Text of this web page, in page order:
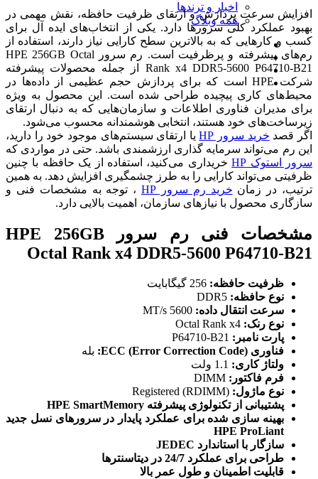
اخبار و ترندها
همه وبلاگ
افزایش سرعت پردازش و ارتقای ظرفیت حافظه، نقش مهمی در
بهبود عملکرد کلی سرورها دارد. یکی از انتخاب‌های ایده آل برای
کسب و کارهایی که به بالاترین سطح کارایی نیاز دارند، استفاده از
رم‌های پیشرفته و پرظرفیت است. رم سرور HPE 256GB Octal
Rank x4 DDR5-5600 P64710-B21 از جمله محصولات پیشرفته
شرکت HPE است که برای پردازش حجم عظیمی از داده‌ها در
محیط‌های کاری پیچیده طراحی شده است. این محصول به ویژه
برای مدیران فناوری اطلاعات و سازمان‌هایی که به دنبال ارتقای
زیرساخت‌های خود هستند، انتخابی هوشمندانه محسوب می‌شود.
اگر قصد خرید سرور HP
یا ارتقای سیستم‌های موجود خود را دارید،
این رم می‌تواند سرمایه گذاری ارزشمندی باشد. حتی در مواردی که
سرور استوک HP
خریداری می‌کنید، استفاده از یک حافظه با چنین
ظرفیتی می‌تواند کارایی را به طرز چشمگیری افزایش دهد. به همین
ترتیب، در زمان خرید رم سرور HP
، توجه به مشخصات فنی و
سازگاری محصول با نیازهای سازمان، اهمیت بالایی دارد.
مشخصات فنی رم سرور HPE 256GB
Octal Rank x4 DDR5-5600 P64710-B21
ظرفیت حافظه:
نوع حافظه:
سرعت انتقال داده:
نوع رنک:
پارت نامبر:
فناوری ECC (Error Correction Code):
بله
ولتاژ کاری:
فرم فاکتور:
نوع ماژول:
پشتیبانی از تکنولوژی پیشرفته HPE SmartMemory
بهینه سازی شده برای عملکرد پایدار در سرورهای نسل جدید
HPE ProLiant
سازگار با استاندارد JEDEC
طراحی برای عملکرد 24/7 در دیتاسنترها
قابلیت اطمینان و طول عمر بالا